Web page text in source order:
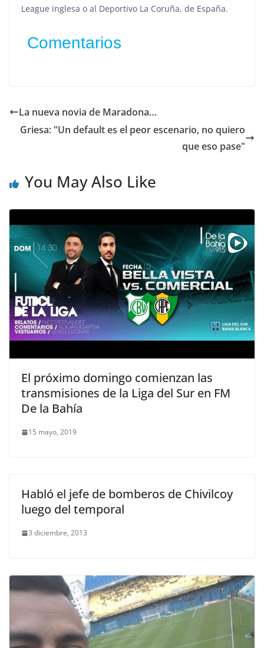
League inglesa o al Deportivo La Coruña, de España.
Comentarios
La nueva novia de Maradona…
Griesa: "Un default es el peor escenario, no quiero
que eso pase"
You May Also Like
El próximo domingo comienzan las
transmisiones de la Liga del Sur en FM
De la Bahía
15 mayo, 2019
Habló el jefe de bomberos de Chivilcoy
luego del temporal
3 diciembre, 2013